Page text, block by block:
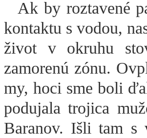
Ak by roztavené
kontaktu s vodou,
život v okruhu
zamorenú zónu.
my, hoci sme boli
podujala trojica
Baranov. Išli tam s